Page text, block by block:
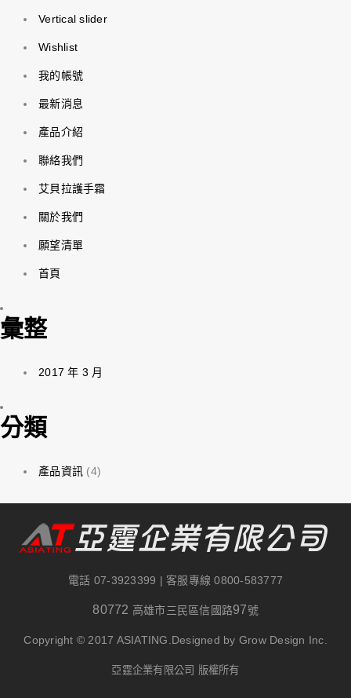
Vertical slider
Wishlist
我的帳號
最新消息
產品介紹
聯絡我們
艾貝拉護手霜
關於我們
願望清單
首頁
彙整
2017 年 3 月
分類
產品資訊 (4)
電話 07-3923399 | 客服專線0800-583777
80772 高雄市三民區信國路97號
Copyright © 2017 ASIATING.Designed by Grow Design Inc.
亞霆企業有限公司 版權所有